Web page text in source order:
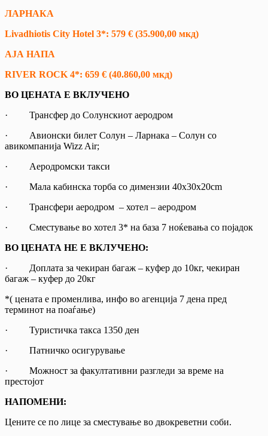
ЛАРНАКА
Livadhiotis City Hotel 3*: 579 € (35.900,00 мкд)
АЈА НАПА
RIVER ROCK 4*: 659 € (40.860,00 мкд)
ВО ЦЕНАТА Е ВКЛУЧЕНО
· Трансфер до Солунскиот аеродром
· Авионски билет Солун – Ларнака – Солун со
авикомпанија Wizz Air;
· Аеродромски такси
· Мала кабинска торба со димензии 40x30x20cm
· Трансфери аеродром – хотел – аеродром
· Сместување во хотел 3* на база 7 ноќевањa со појадок
ВО ЦЕНАТА НЕ Е ВКЛУЧЕНО:
· Доплата за чекиран багаж – куфер до 10кг, чекиран
багаж – куфер до 20кг
*( цената е променлива, инфо во агенција 7 дена пред
терминот на поаѓање)
· Туристичка такса 1350 ден
· Патничко осигурување
· Можност за факултативни разгледи за време на
престојот
НАПОМЕНИ:
Цените се по лице за сместување во двокреветни соби.